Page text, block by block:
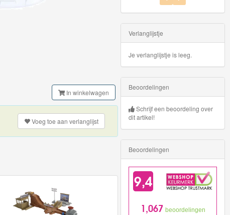
In winkelwagen
Voeg toe aan verlanglijst
Verlanglijstje
Je verlanglijstje is leeg.
Beoordelingen
Schrijf een beoordeling over
dit artikel!
Beoordelingen